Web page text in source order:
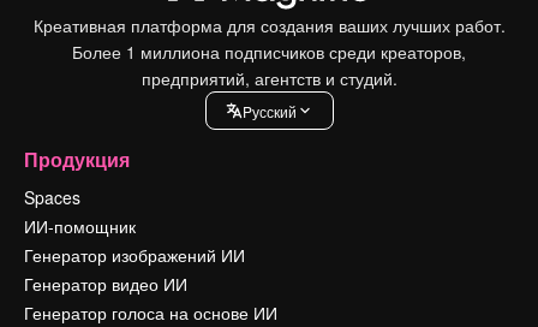
Креативная платформа для создания ваших лучших работ.
Более 1 миллиона подписчиков среди креаторов,
предприятий, агентств и студий.
Pусский
Продукция
Spaces
ИИ-помощник
Генератор изображений ИИ
Генератор видео ИИ
Генератор голоса на основе ИИ